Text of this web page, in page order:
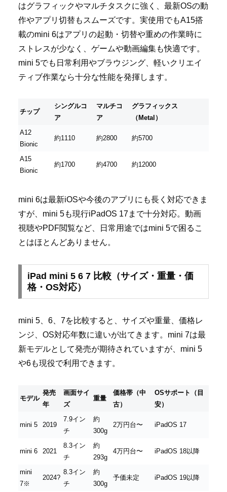
はグラフィックやマルチタスクに強く、最新OSの動
作やアプリ切替もスムーズです。実使用でもA15搭
載のmini 6はアプリの起動・切替や重めの作業時に
ストレスが少なく、ゲームや動画編集も快適です。
mini 5でも日常利用やブラウジング、軽いクリエイ
ティブ作業なら十分な性能を発揮します。
チップ
シングルコ
ア
マルチコ
ア
グラフィックス
（Metal）
A12
Bionic
約1110 約2800 約5700
A15
Bionic
約1700 約4700 約12000
mini 6は最新iOSや今後のアプリにも長く対応できま
すが、mini 5も現行iPadOS 17まで十分対応。動画
視聴やPDF閲覧など、日常用途ではmini 5で困るこ
とはほとんどありません。
iPad mini 5 6 7 比較（サイズ・重量・価
格・OS対応）
mini 5、6、7を比較すると、サイズや重量、価格レ
ンジ、OS対応年数に違いが出てきます。mini 7は最
新モデルとして発売が期待されていますが、mini 5
や6も現役で利用できます。
モデル
発売
年
画面サイ
ズ
重量
価格帯（中
古）
OSサポート（目
安）
mini 5 2019
7.9イン
チ
約
300g
2万円台〜 iPadOS 17
mini 6 2021
8.3イン
チ
約
293g
4万円台〜 iPadOS 18以降
mini
7※
2024?
8.3イン
チ
約
300g
予価未定 iPadOS 19以降